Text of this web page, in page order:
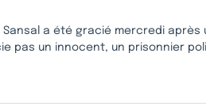
Sansal a été gracié mercredi
pas un innocent, un prisonnier